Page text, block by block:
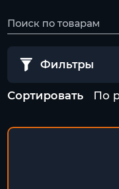
Фильтры
Сортировать По